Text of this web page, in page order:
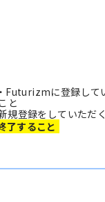
Futurizmに登録して
と
規登録をしていただ
了すること